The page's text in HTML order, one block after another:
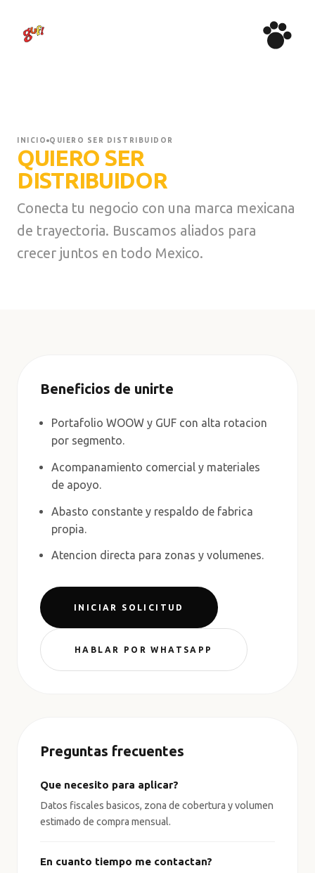
TIENDA
BLOG
CONTACTO
INICIO QUIERO SER DISTRIBUIDOR
QUIERO SER
DISTRIBUIDOR
Conecta tu negocio con una marca mexicana
de trayectoria. Buscamos aliados para
crecer juntos en todo Mexico.
Beneficios de unirte
Portafolio WOOW y GUF con alta rotacion
por segmento.
Acompanamiento comercial y materiales
de apoyo.
Abasto constante y respaldo de fabrica
propia.
Atencion directa para zonas y volumenes.
INICIAR SOLICITUD
HABLAR POR WHATSAPP
Preguntas frecuentes
Que necesito para aplicar?
Datos fiscales basicos, zona de cobertura y volumen
estimado de compra mensual.
En cuanto tiempo me contactan?